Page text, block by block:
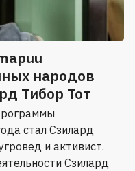
народов
Тибор Тот
стал Сзилард
и активист.
Сзилард